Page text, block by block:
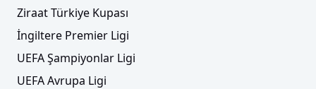
Ziraat Türkiye Kupası
İngiltere Premier Ligi
UEFA Şampiyonlar Ligi
UEFA Avrupa Ligi